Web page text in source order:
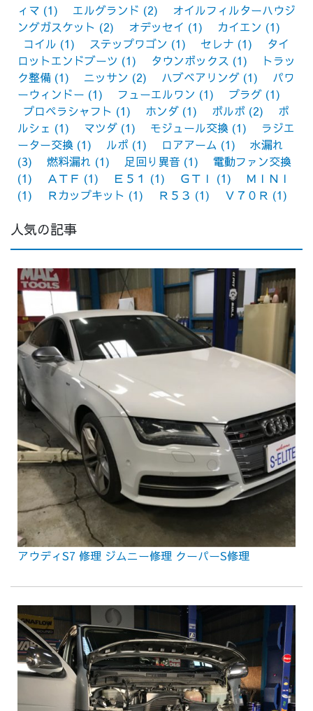
ィマ (1) エルグランド (2)
オイルフィルターハウジ
ングガスケット (2) オデッセイ (1) カイエン (1)
コイル (1) ステップワゴン (1) セレナ (1)
タイ
ロットエンドブーツ (1) タウンボックス (1)
トラッ
ク整備 (1) ニッサン (2) ハブベアリング (1)
パワ
ーウィンドー (1) フューエルワン (1) プラグ (1)
プロペラシャフト (1) ホンダ (1) ボルボ (2)
ポ
ルシェ (1) マツダ (1) モジュール交換 (1)
ラジエ
ーター交換 (1) ルポ (1) ロアアーム (1)
水漏れ
(3)
燃料漏れ (1) 足回り異音 (1)
電動ファン交換
(1)
ＡＴＦ (1) Ｅ５１ (1) ＧＴＩ (1)
ＭＩＮＩ
(1)
Ｒカップキット (1) Ｒ５３ (1) Ｖ７０Ｒ (1)
人気の記事
アウディS7 修理 ジムニー修理 クーパーS修理